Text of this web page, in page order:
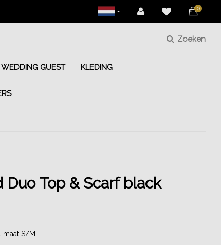
0
Zoeken
WEDDING GUEST KLEDING
Duo Top & Scarf black
maat S/M